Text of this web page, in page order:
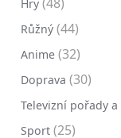
Hry
Růžný (44)
Anime (32)
Doprava (30)
Televizní pořady
Sport (25)